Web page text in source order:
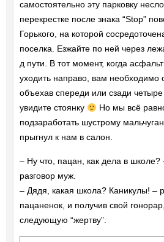
самостоятельно эту парковку
перекрестке после знака “Stop”
Горького, на которой
поселка. Езжайте по ней через
д пути. В тот момент, когда
уходить направо, вам необходимо
объехав спереди или сзади
увидите стоянку
Но мы всё
подзаработать шустрому
прыгнул к нам в салон.
– Ну что, пацан, как дела в школе?
разговор муж.
– Дядя, какая школа? Каникулы! –
пацаненок, и получив свой
следующую “жертву”.